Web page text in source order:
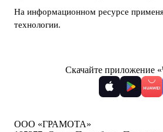
На информационном ресурсе
технологии.
Скачайте приложение
ООО «ГРАМОТА»